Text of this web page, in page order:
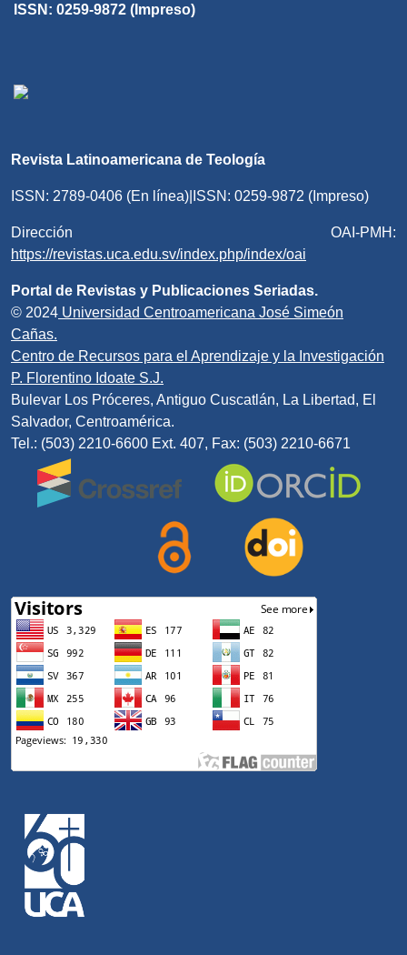
ISSN: 0259-9872 (Impreso)
Revista Latinoamericana de Teología
ISSN: 2789-0406 (En línea)|ISSN: 0259-9872 (Impreso)
Dirección OAI-PMH:
https://revistas.uca.edu.sv/index.php/index/oai
Portal de Revistas y Publicaciones Seriadas.
© 2024 Universidad Centroamericana José Simeón
Cañas.
Centro de Recursos para el Aprendizaje y la Investigación
P. Florentino Idoate S.J.
Bulevar Los Próceres, Antiguo Cuscatlán, La Libertad, El
Salvador, Centroamérica.
Tel.: (503) 2210-6600 Ext. 407, Fax: (503) 2210-6671